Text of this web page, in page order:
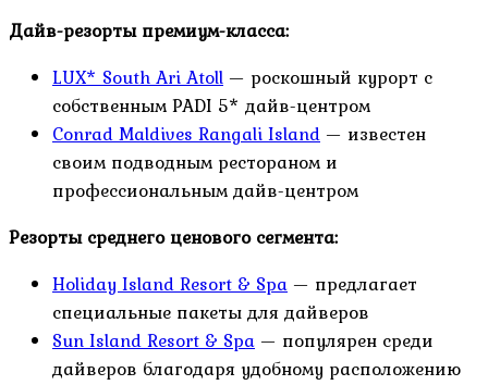
Дайв-резорты премиум-класса:
LUX* South Ari Atoll — роскошный курорт с
собственным PADI 5* дайв-центром
Conrad Maldives Rangali Island — известен
своим подводным рестораном и
профессиональным дайв-центром
Резорты среднего ценового сегмента:
Holiday Island Resort & Spa — предлагает
специальные пакеты для дайверов
Sun Island Resort & Spa — популярен среди
дайверов благодаря удобному расположению